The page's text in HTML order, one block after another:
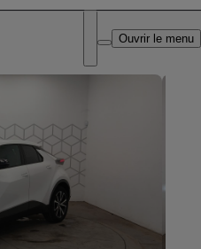
DEALER NAME
Ouvrir le menu